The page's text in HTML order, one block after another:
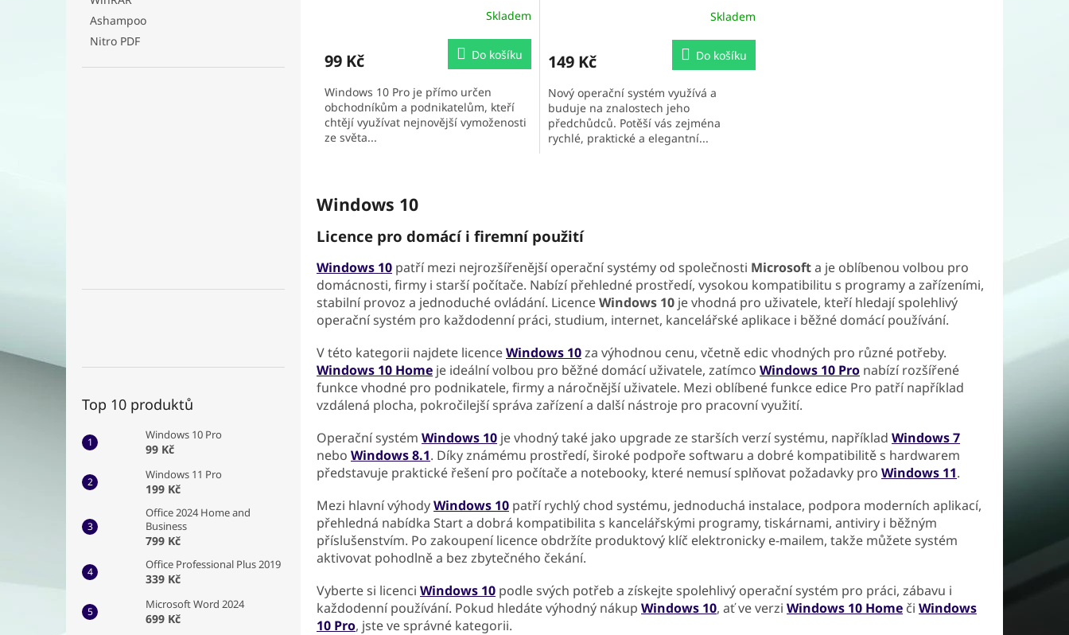
Ashampoo
Nitro PDF
Top 10 produktů
Windows 10 Pro
99 Kč
Windows 11 Pro
199 Kč
Office 2024 Home and
Business
799 Kč
Office Professional Plus 2019
339 Kč
Microsoft Word 2024
699 Kč
je
z
5
hvězdiček.
Skladem
99 Kč Do košíku
Windows 10 Pro je přímo určen
obchodníkům a podnikatelům, kteří
chtějí využívat nejnovější vymoženosti
ze světa...
je
z
5
hvězdiček.
Skladem
149 Kč Do košíku
Nový operační systém využívá a
buduje na znalostech jeho
předchůdců. Potěší vás zejména
rychlé, praktické a elegantní...
c
í
p
r
v
y
v
ý
p
i
s
u
Windows 10
Licence pro domácí i firemní použití
Windows 10 patří mezi nejrozšířenější operační systémy od společnosti Microsofta je oblíbenou volbou pro
domácnosti, firmy i starší počítače. Nabízí přehledné prostředí, vysokou kompatibilitu s programy a zařízeními,
stabilní provoz a jednoduché ovládání. LicenceWindows 10 je vhodná pro uživatele, kteří hledají spolehlivý
operační systém pro každodenní práci, studium, internet, kancelářské aplikace i běžné domácí používání.
V této kategorii najdete licenceWindows 10za výhodnou cenu, včetně edic vhodných pro různé potřeby.
Windows 10 Home je ideální volbou pro běžné domácí uživatele, zatímco Windows 10 Pro nabízí rozšířené
funkce vhodné pro podnikatele, firmy a náročnější uživatele. Mezi oblíbené funkce edice Pro patří například
vzdálená plocha, pokročilejší správa zařízení a další nástroje pro pracovní využití.
Operační systém Windows 10 je vhodný také jako upgrade ze starších verzí systému, například Windows 7
nebo Windows 8.1. Díky známému prostředí, široké podpoře softwaru a dobré kompatibilitě s hardwarem
představuje praktické řešení pro počítače a notebooky, které nemusí splňovat požadavky pro Windows 11.
Mezi hlavní výhodyWindows 10 patří rychlý chod systému, jednoduchá instalace, podpora moderních aplikací,
přehledná nabídka Start a dobrá kompatibilita s kancelářskými programy, tiskárnami, antiviry i běžným
příslušenstvím. Po zakoupení licence obdržíte produktový klíč elektronicky e-mailem, takže můžete systém
aktivovat pohodlně a bez zbytečného čekání.
Vyberte si licenci Windows 10 podle svých potřeb a získejte spolehlivý operační systém pro práci, zábavu i
každodenní používání. Pokud hledáte výhodný nákup Windows 10, ať ve verzi Windows 10 Home či Windows
10 Pro, jste ve správné kategorii.